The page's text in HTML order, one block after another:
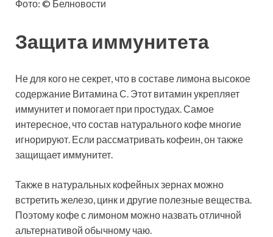
Фото: © Белновости
Защита иммунитета
Не для кого не секрет, что в составе лимона высокое
содержание Витамина С. Этот витамин укрепляет
иммунитет и помогает при простудах. Самое
интересное, что состав натурального кофе многие
игнорируют. Если рассматривать кофеин, он также
защищает иммунитет.
Также в натуральных кофейных зернах можно
встретить железо, цинк и другие полезные вещества.
Поэтому кофе с лимоном можно назвать отличной
альтернативой обычному чаю.